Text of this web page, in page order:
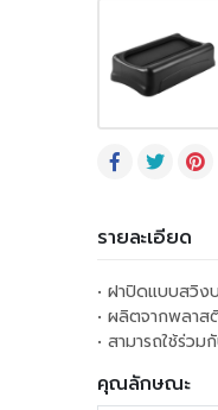
รายละเอียด
• ฝาปิดแบบสวิง
• ผลิตจากพลาส
• สามารถใช้ร่ว
คุณลักษณะ